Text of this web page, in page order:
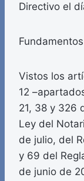
Directivo el
Vistos los
12
21, 38 y 326
Ley del
de julio, del
y 69 del
de junio de